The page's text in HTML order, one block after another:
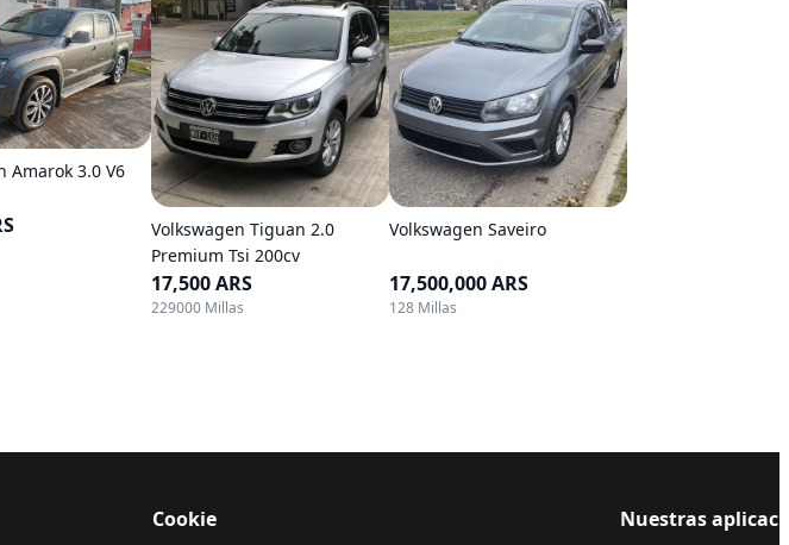
Amarok 3.0 V6
Volkswagen Tiguan 2.0
Premium Tsi 200cv
17,500 ARS
229000 Millas
Volkswagen Saveiro
17,500,000 ARS
128 Millas
Cookie Nuestras